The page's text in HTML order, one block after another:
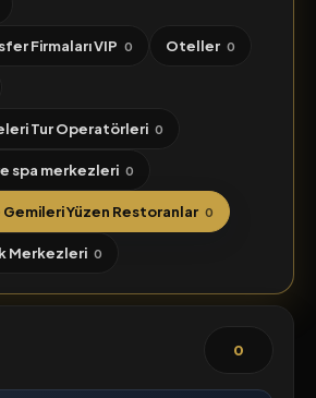
Firmaları VIP 0 Oteller 0
Tur Operatörleri 0
spa merkezleri 0
Yüzen Restoranlar 0
Merkezleri 0
0